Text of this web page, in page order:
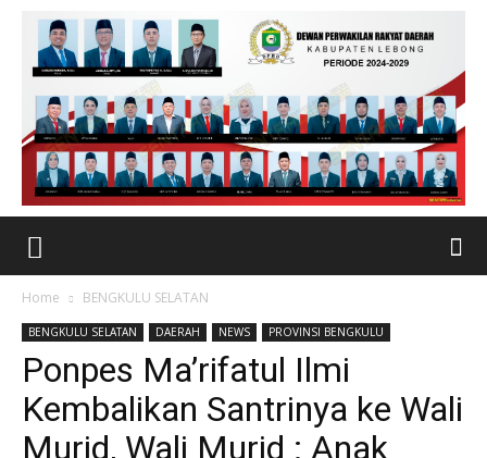
Home BENGKULU SELATAN
BENGKULU SELATAN DAERAH NEWS PROVINSI BENGKULU
Ponpes Ma’rifatul Ilmi
Kembalikan Santrinya ke Wali
Murid, Wali Murid : Anak